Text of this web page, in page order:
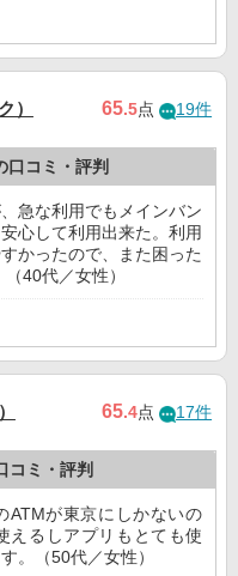
） 65.5点 19件
口コミ・評判
急な利用でもメインバン
心して利用出来た。利用
かったので、また困った
40代／女性）
65.4点 17件
コミ・評判
ATMが東京にしかないの
えるしアプリもとても使
。（50代／女性）